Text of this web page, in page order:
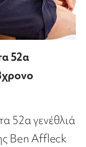
52α
52α γενέθλιά
Ben Affleck